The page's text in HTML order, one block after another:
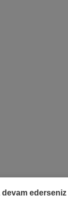
ederseniz